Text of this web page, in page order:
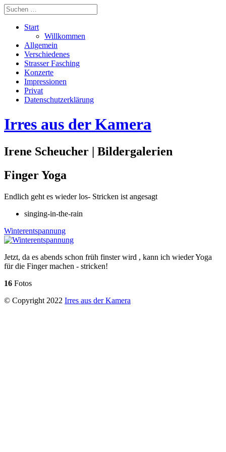
Start
Willkommen
Allgemein
Verschiedenes
Strasser Fasching
Konzerte
Impressionen
Privat
Datenschutzerklärung
Irres aus der Kamera
Irene Scheucher | Bildergalerien
Finger Yoga
Endlich geht es wieder los- Stricken ist angesagt
singing-in-the-rain
Winterentspannung
Jetzt, da es abends schon früh finster wird , kann ich wieder Yoga
für die Finger machen - stricken!
16 Fotos
© Copyright 2022 Irres aus der Kamera